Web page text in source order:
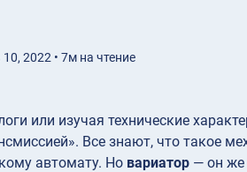
2022 • 7м на чтение
или изучая технические
Все знают, что такое
автомату. Но вариатор — он же